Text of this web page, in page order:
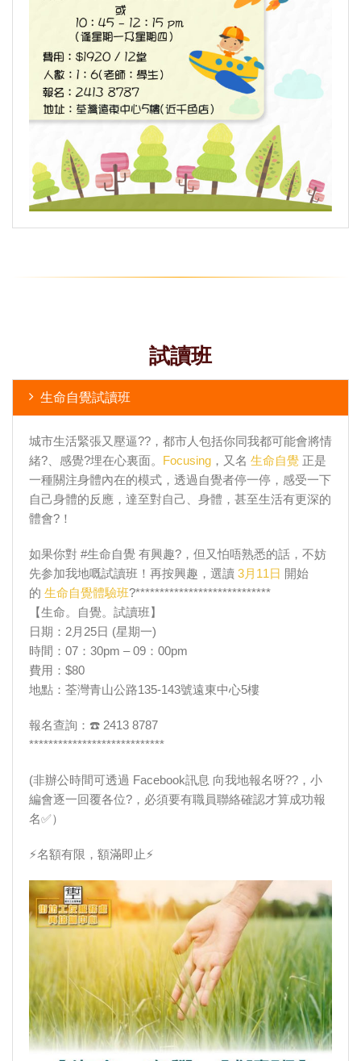
試讀班
生命自覺試讀班
城市生活緊張又壓逼?? ，都市人包括你同我都可能會將情
緒? 、感覺?埋在心裏面。 Focusing ，又名 生命自覺 正是
一種關注身體內在的模式，透過自覺者停一停，感受一下
自己身體的反應，達至對自己、身體，甚至生活有更深的
體會? ！
如果你對 #生命自覺 有興趣? ，但又怕唔熟悉的話，不妨
先参加我地嘅試讀班！再按興趣，選讀 3月11日 開始
的 生命自覺體驗班?****************************
【生命。自覺。試讀班】
日期：2月25日 (星期一)
時間：07：30pm – 09：00pm
費用：$80
地點：荃灣青山公路135-143號遠東中心5樓
報名查詢：☎️ 2413 8787
****************************
(非辦公時間可透過 Facebook訊息 向我地報名呀?‍?，小
編會逐一回覆各位?，必須要有職員聯絡確認才算成功報
名✅）
⚡名額有限，額滿即止⚡